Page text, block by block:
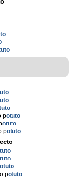
potuto
otuto
potuto
otuto
potuto